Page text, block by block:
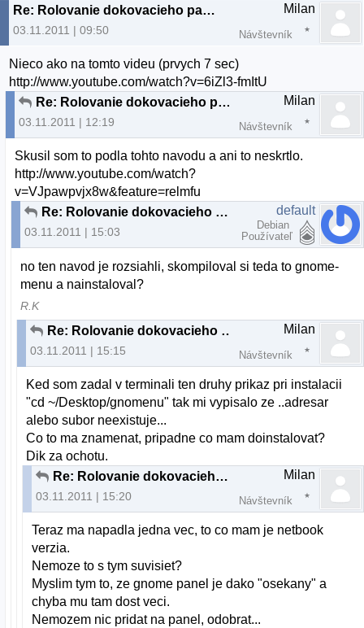
Re: Rolovanie dokovacieho panelu a "plocha"
03.11.2011 | 09:50
Milan
Návštevník
Nieco ako na tomto videu (prvych 7 sec)
http://www.youtube.com/watch?v=6iZl3-fmItU
Re: Rolovanie dokovacieho panelu a "plocha"
03.11.2011 | 12:19
Milan
Návštevník
Skusil som to podla tohto navodu a ani to neskrtlo.
http://www.youtube.com/watch?
v=VJpawpvjx8w&feature=relmfu
Re: Rolovanie dokovacieho panelu a "plocha"
03.11.2011 | 15:03
default
Debian
Používateľ
no ten navod je rozsiahli, skompiloval si teda to gnome-
menu a nainstaloval?
R.K
Re: Rolovanie dokovacieho panelu a "plocha"
03.11.2011 | 15:15
Milan
Návštevník
Ked som zadal v terminali ten druhy prikaz pri instalacii
"cd ~/Desktop/gnomenu" tak mi vypisalo ze ..adresar
alebo subor neexistuje...
Co to ma znamenat, pripadne co mam doinstalovat?
Dik za ochotu.
Re: Rolovanie dokovacieho panelu a "plocha"
03.11.2011 | 15:20
Milan
Návštevník
Teraz ma napadla jedna vec, to co mam je netbook
verzia.
Nemoze to s tym suvisiet?
Myslim tym to, ze gnome panel je dako "osekany" a
chyba mu tam dost veci.
Nemozem nic pridat na panel, odobrat...